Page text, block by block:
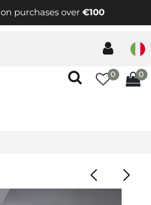
on purchases over €100
0 0